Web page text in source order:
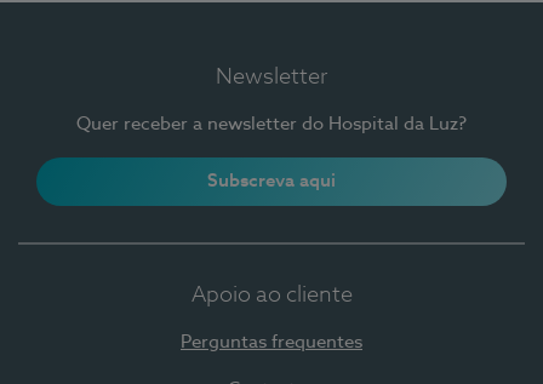
Newsletter
Quer receber a newsletter do Hospital da Luz?
Subscreva aqui
Apoio ao cliente
Perguntas frequentes